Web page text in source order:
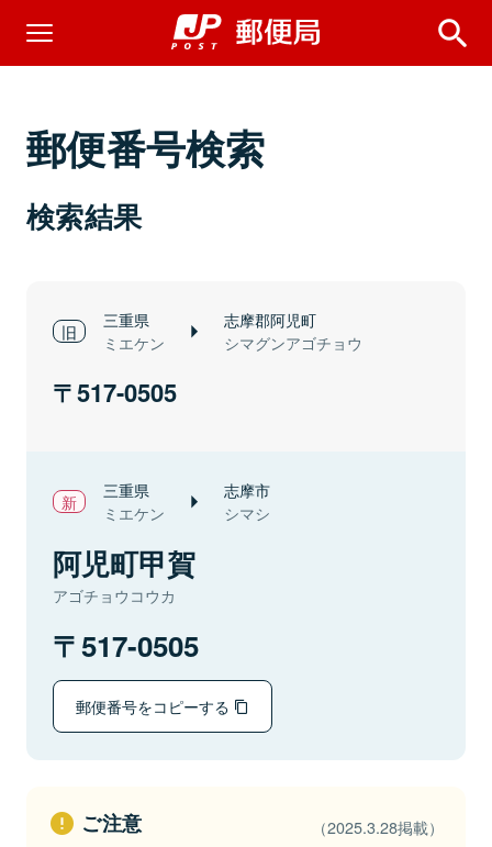
郵便番号検索
検索結果
三重県
ミエケン
志摩郡阿児町
シマグンアゴチョウ
517-0505
三重県
ミエケン
志摩市
シマシ
阿児町甲賀
アゴチョウコウカ
517-0505
郵便番号をコピーする
ご注意 （2025.3.28掲載）